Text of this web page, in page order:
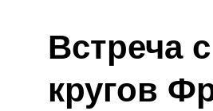
Встреча
кругов